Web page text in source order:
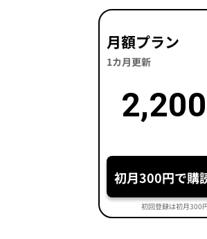
月額プラン
1カ月更新
2,200
初月300円で購
初回登録は初月300